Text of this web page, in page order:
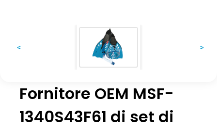
< >
Fornitore OEM MSF-
1340S43F61 di set di